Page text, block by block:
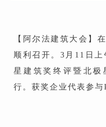
【阿尔法建筑大会】
顺利召开。3月11日
星建筑奖终评暨北极
行。获奖企业代表参与